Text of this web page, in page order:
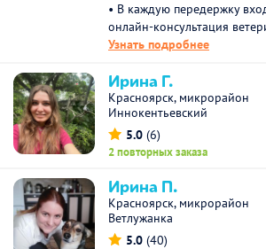
• В каждую передержку
онлайн-консультация
Узнать подробнее
Ирина Г.
Красноярск, микрорайон
Иннокентьевский
5.0 (6)
2 повторных заказа
Ирина П.
Красноярск, микрорайон
Ветлужанка
5.0 (40)